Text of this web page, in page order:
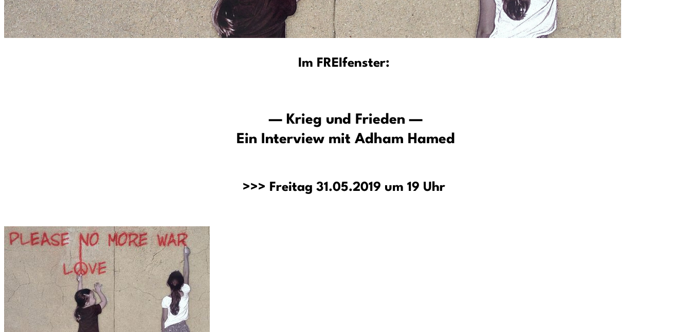
Im FREIfenster:
— Krieg und Frieden —
Ein Interview mit Adham Hamed
>>> Freitag 31.05.2019 um 19 Uhr